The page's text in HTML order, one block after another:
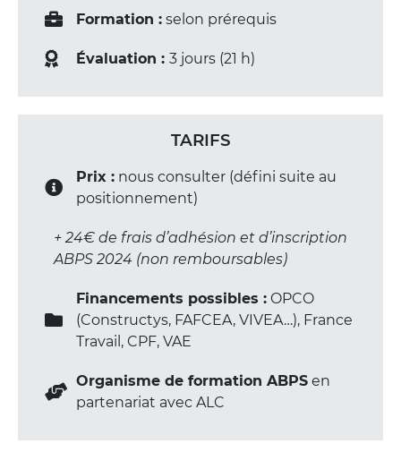
Formation : selon prérequis
Évaluation : 3 jours (21 h)
TARIFS
Prix : nous consulter (défini suite au
positionnement)
+ 24€ de frais d’adhésion et d’inscription
ABPS 2024 (non remboursables)
Financements possibles : OPCO
(Constructys, FAFCEA, VIVEA…), France
Travail, CPF, VAE
Organisme de formation ABPS en
partenariat avec ALC